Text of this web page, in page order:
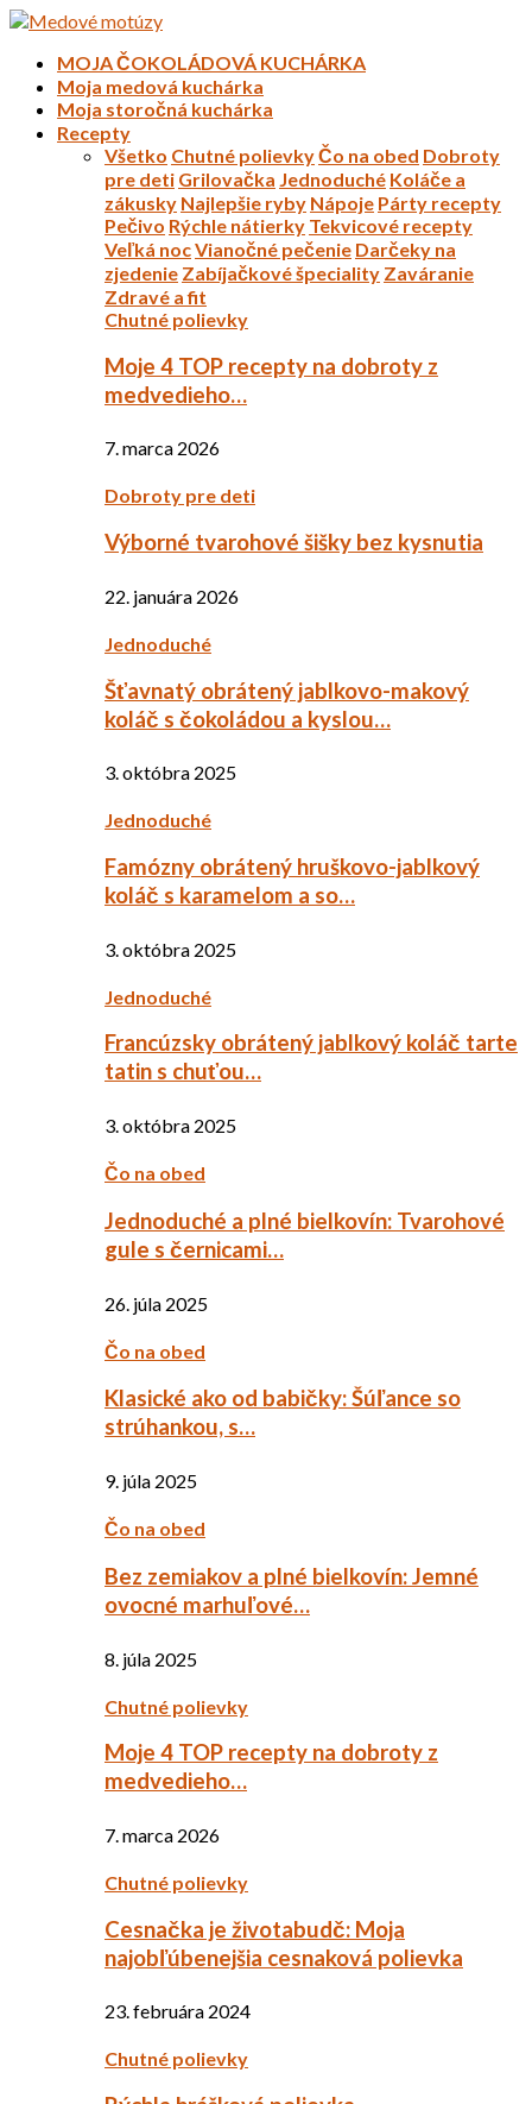
MOJA ČOKOLÁDOVÁ KUCHÁRKA
Moja medová kuchárka
Moja storočná kuchárka
Recepty
Všetko Chutné polievkyČo na obed Dobroty
pre deti Grilovačka Jednoduché Koláče a
zákusky Najlepšie ryby Nápoje Párty recepty
Pečivo Rýchle nátierky Tekvicové recepty
Veľká nocVianočné pečenie Darčeky na
zjedenie Zabíjačkové špeciality Zaváranie
Zdravé a fit
Chutné polievky
Moje 4 TOP recepty na dobroty z
medvedieho…
7. marca 2026
Dobroty pre deti
Výborné tvarohové šišky bez kysnutia
22. januára 2026
Jednoduché
Šťavnatý obrátený jablkovo-makový
koláč s čokoládou a kyslou…
3. októbra 2025
Jednoduché
Famózny obrátený hruškovo-jablkový
koláč s karamelom a so…
3. októbra 2025
Jednoduché
Francúzsky obrátený jablkový koláč tarte
tatin s chuťou…
3. októbra 2025
Čo na obed
Jednoduché a plné bielkovín: Tvarohové
gule s černicami…
26. júla 2025
Čo na obed
Klasické ako od babičky: Šúľance so
strúhankou, s…
9. júla 2025
Čo na obed
Bez zemiakov a plné bielkovín: Jemné
ovocné marhuľové…
8. júla 2025
Chutné polievky
Moje 4 TOP recepty na dobroty z
medvedieho…
7. marca 2026
Chutné polievky
Cesnačka je životabudč: Moja
najobľúbenejšia cesnaková polievka
23. februára 2024
Chutné polievky